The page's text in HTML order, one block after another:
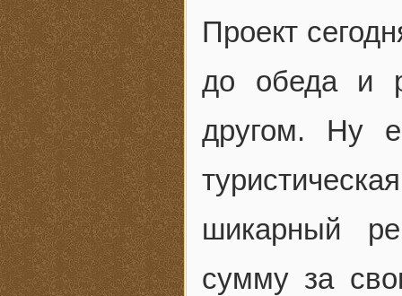
Проект
до обеда и
другом. Ну
шикарный
сумму за